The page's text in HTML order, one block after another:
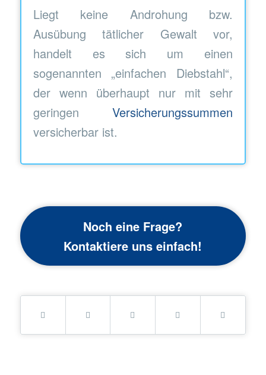
Liegt keine Androhung bzw.
Ausübung tätlicher Gewalt vor,
handelt es sich um einen
sogenannten „einfachen Diebstahl“,
der wenn überhaupt nur mit sehr
geringenVersicherungssummen
versicherbar ist.
Noch eine Frage?
Kontaktiere uns einfach!